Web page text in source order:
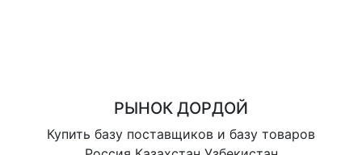
РЫНОК ДОРДОЙ
Купить базу поставщиков и базу товаров